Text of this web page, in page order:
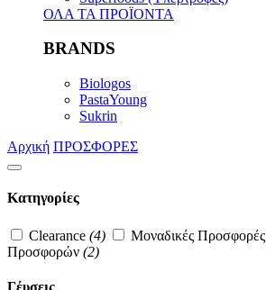
ΟΛΑ ΤΑ ΠΡΟΪΟΝΤΑ
BRANDS
Biologos
PastaYoung
Sukrin
Αρχική ΠΡΟΣΦΟΡΕΣ
Κατηγορίες
Clearance (4) Μοναδικές Προσφορές
Προσφορών (2)
Γέυσεις